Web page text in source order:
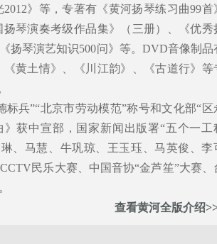
》等，专著有《黄河扬琴练习曲99首
琴演奏考级作品集》（三册）、《优秀
扬琴演艺知识500问》等。DVD音像制品
黄土情》、《川江韵》、《古道行》等
兵”“北京市劳动模范”称号和文化部“区
获中宣部，国家新闻出版署“五个一工
、马慧、牛巩琼、王玉珏、马英俊、李
民乐大赛、中国音协“金芦笙”大赛、
查看黄河全版介绍